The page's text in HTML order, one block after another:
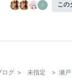
この
ログ > 未指定 > 瀬